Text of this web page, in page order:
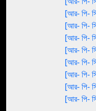
[আর- পি-
[আর- পি-
[আর- পি-
[আর- পি-
[আর- পি-
[আর- পি-
[আর- পি-
[আর- পি-